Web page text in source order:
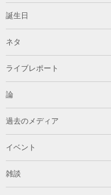
誕生日
ネタ
ライブレポート
論
過去のメディア
イベント
雑談